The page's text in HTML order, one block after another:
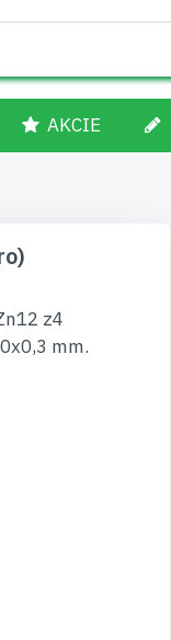
AKCIE
z4
mm.